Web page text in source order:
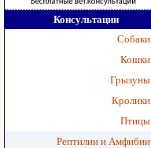
Консультации
Собаки
Кошки
Грызуны
Кролики
Птицы
Рептилии и Амфибии